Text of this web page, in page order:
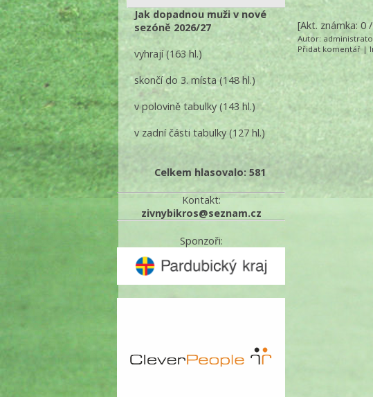
Jak dopadnou muži v nové
sezóně 2026/27
vyhrají(163 hl.)
skončí do 3. místa(148 hl.)
v polovině tabulky(143 hl.)
v zadní části tabulky (127 hl.)
Celkem hlasovalo: 581
Kontakt:
zivnybikros@seznam.cz
Sponzoři:
[Akt. známka: 0
Autor:
Přidat komentář|